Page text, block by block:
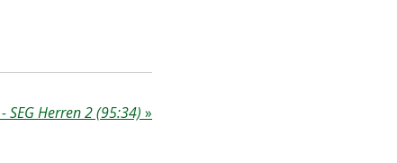
SEG Herren 2 (95:34) »